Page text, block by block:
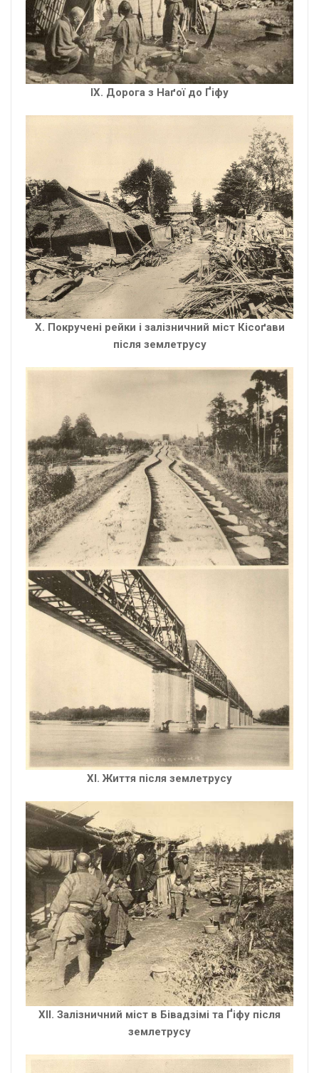
IX. Дорога з Наґої до Ґіфу
X. Покручені рейки і залізничний міст Кісоґави
після землетрусу
XІ. Життя після землетрусу
XІІ. Залізничний міст в Бівадзімі та Ґіфу після
землетрусу